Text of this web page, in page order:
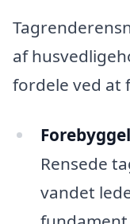
af
fordele ved at
Rensede
vandet